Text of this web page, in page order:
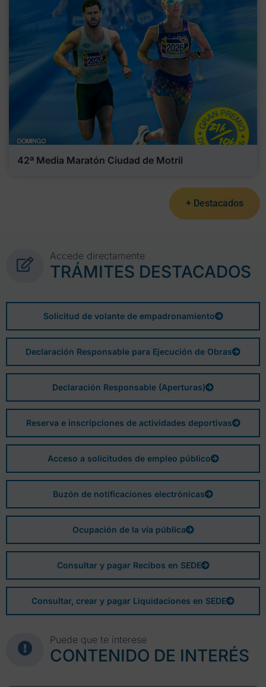
42ª Media Maratón Ciudad de Motril
+ Destacados
Accede directamente
TRÁMITES DESTACADOS
Solicitud de volante de empadronamiento
Declaración Responsable para Ejecución de Obras
Declaración Responsable (Aperturas)
Reserva e inscripciones de actividades deportivas
Acceso a solicitudes de empleo público
Buzón de notificaciones electrónicas
Ocupación de la vía pública
Consultar y pagar Recibos en SEDE
Consultar, crear y pagar Liquidaciones en SEDE
Puede que te interese
CONTENIDO DE INTERÉS